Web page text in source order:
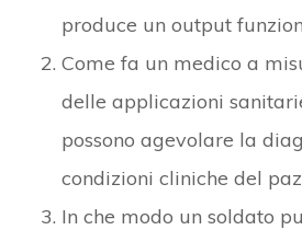
produce un output
Come fa un medico a
delle applicazioni
possono agevolare la
condizioni cliniche del
In che modo un soldato